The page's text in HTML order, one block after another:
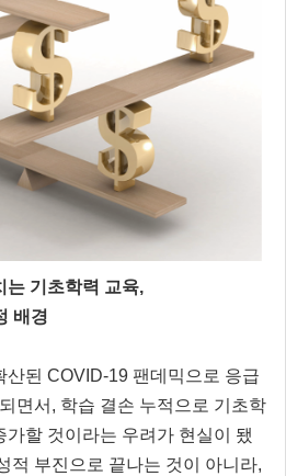
는 기초학력 교육,
배경
된 COVID-19 팬데믹으로 응급
면서, 학습 결손 누적으로 기초학
가할 것이라는 우려가 현실이 됐
적 부진으로 끝나는 것이 아니라,